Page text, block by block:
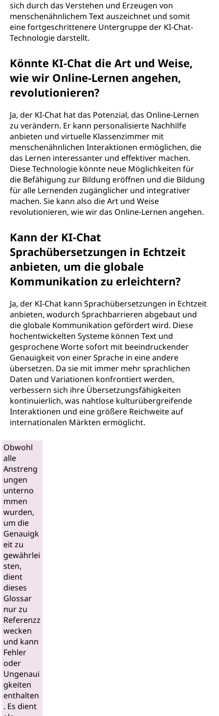
sich durch das Verstehen und Erzeugen von
menschenähnlichem Text auszeichnet und somit
eine fortgeschrittenere Untergruppe der KI-Chat-
Technologie darstellt.
Könnte KI-Chat die Art und Weise,
wie wir Online-Lernen angehen,
revolutionieren?
Ja, der KI-Chat hat das Potenzial, das Online-Lernen
zu verändern. Er kann personalisierte Nachhilfe
anbieten und virtuelle Klassenzimmer mit
menschenähnlichen Interaktionen ermöglichen, die
das Lernen interessanter und effektiver machen.
Diese Technologie könnte neue Möglichkeiten für
die Befähigung zur Bildung eröffnen und die Bildung
für alle Lernenden zugänglicher und integrativer
machen. Sie kann also die Art und Weise
revolutionieren, wie wir das Online-Lernen angehen.
Kann der KI-Chat
Sprachübersetzungen in Echtzeit
anbieten, um die globale
Kommunikation zu erleichtern?
Ja, der KI-Chat kann Sprachübersetzungen in Echtzeit
anbieten, wodurch Sprachbarrieren abgebaut und
die globale Kommunikation gefördert wird. Diese
hochentwickelten Systeme können Text und
gesprochene Worte sofort mit beeindruckender
Genauigkeit von einer Sprache in eine andere
übersetzen. Da sie mit immer mehr sprachlichen
Daten und Variationen konfrontiert werden,
verbessern sich ihre Übersetzungsfähigkeiten
kontinuierlich, was nahtlose kulturübergreifende
Interaktionen und eine größere Reichweite auf
internationalen Märkten ermöglicht.
Obwohl
alle
Anstreng
ungen
unterno
mmen
wurden,
um die
Genauigk
eit zu
gewährlei
sten,
dient
dieses
Glossar
nur zu
Referenzz
wecken
und kann
Fehler
oder
Ungenaui
gkeiten
enthalten
. Es dient